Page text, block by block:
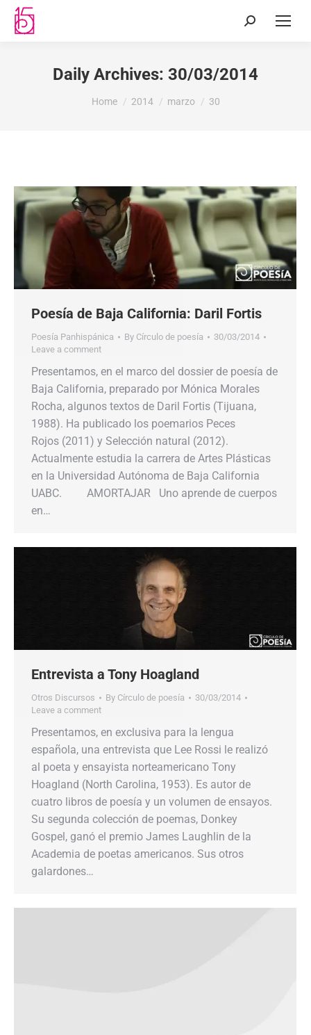
Daily Archives: 30/03/2014
You are here:
Home 2014 marzo 30
Poesía de Baja California: Daril Fortis
Poesía Panhispánica By Círculo de poesía
30/03/2014
Leave a comment
Presentamos, en el marco del dossier de poesía de
Baja California, preparado por Mónica Morales
Rocha, algunos textos de Daril Fortis (Tijuana,
1988). Ha publicado los poemarios Peces
Rojos (2011) y Selección natural (2012).
Actualmente estudia la carrera de Artes Plásticas
en la Universidad Autónoma de Baja California
UABC. AMORTAJAR Uno aprende de cuerpos
en…
Entrevista a Tony Hoagland
Otros Discursos By Círculo de poesía
30/03/2014
Leave a comment
Presentamos, en exclusiva para la lengua
española, una entrevista que Lee Rossi le realizó
al poeta y ensayista norteamericano Tony
Hoagland (North Carolina, 1953). Es autor de
cuatro libros de poesía y un volumen de ensayos.
Su segunda colección de poemas, Donkey
Gospel, ganó el premio James Laughlin de la
Academia de poetas americanos. Sus otros
galardones…